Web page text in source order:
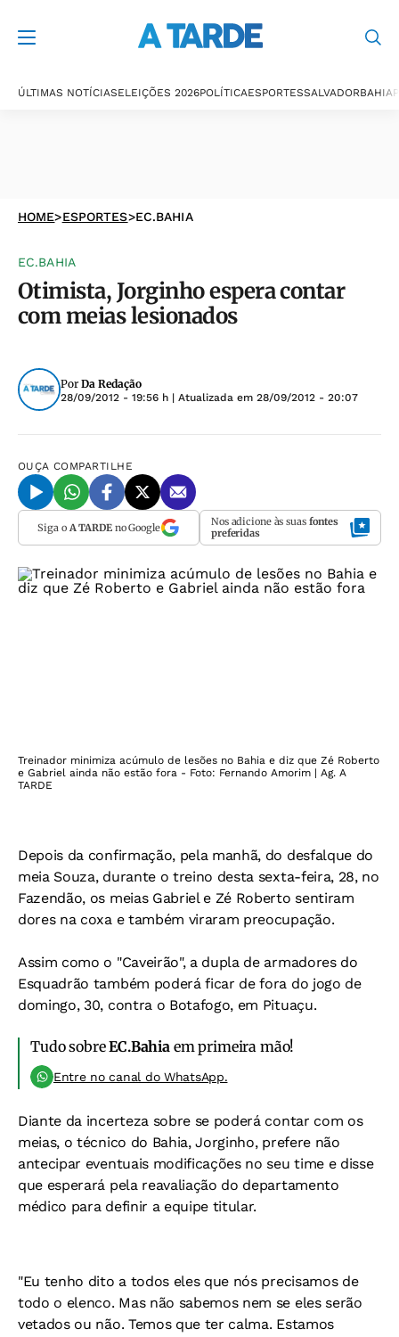
ÚLTIMAS NOTÍCIASELEIÇÕES 2026POLÍTICAESPORTESSALVADORBAHIA
HOME>ESPORTES>EC.BAHIA
EC.BAHIA
Otimista, Jorginho espera contar
com meias lesionados
Por Da Redação
28/09/2012 - 19:56 h | Atualizada em 28/09/2012 - 20:07
OUÇA COMPARTILHE
Siga o A TARDEno Google Nos adicione às suas fontes
preferidas
Treinador minimiza acúmulo de lesões no Bahia e diz que Zé Roberto
e Gabriel ainda não estão fora - Foto: Fernando Amorim | Ag. A
TARDE
Depois da confirmação, pela manhã, do desfalque do
meia Souza, durante o treino desta sexta-feira, 28, no
Fazendão, os meias Gabriel e Zé Roberto sentiram
dores na coxa e também viraram preocupação.
Assim como o "Caveirão", a dupla de armadores do
Esquadrão também poderá ficar de fora do jogo de
domingo, 30, contra o Botafogo, em Pituaçu.
Tudo sobreEC.Bahiaem primeira mão!
Entre no canal do WhatsApp.
Diante da incerteza sobre se poderá contar com os
meias, o técnico do Bahia, Jorginho, prefere não
antecipar eventuais modificações no seu time e disse
que esperará pela reavaliação do departamento
médico para definir a equipe titular.
"Eu tenho dito a todos eles que nós precisamos de
todo o elenco. Mas não sabemos nem se eles serão
vetados ou não. Temos que ter calma. Estamos